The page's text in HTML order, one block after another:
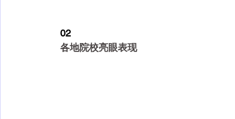
02
各地院校亮眼表现